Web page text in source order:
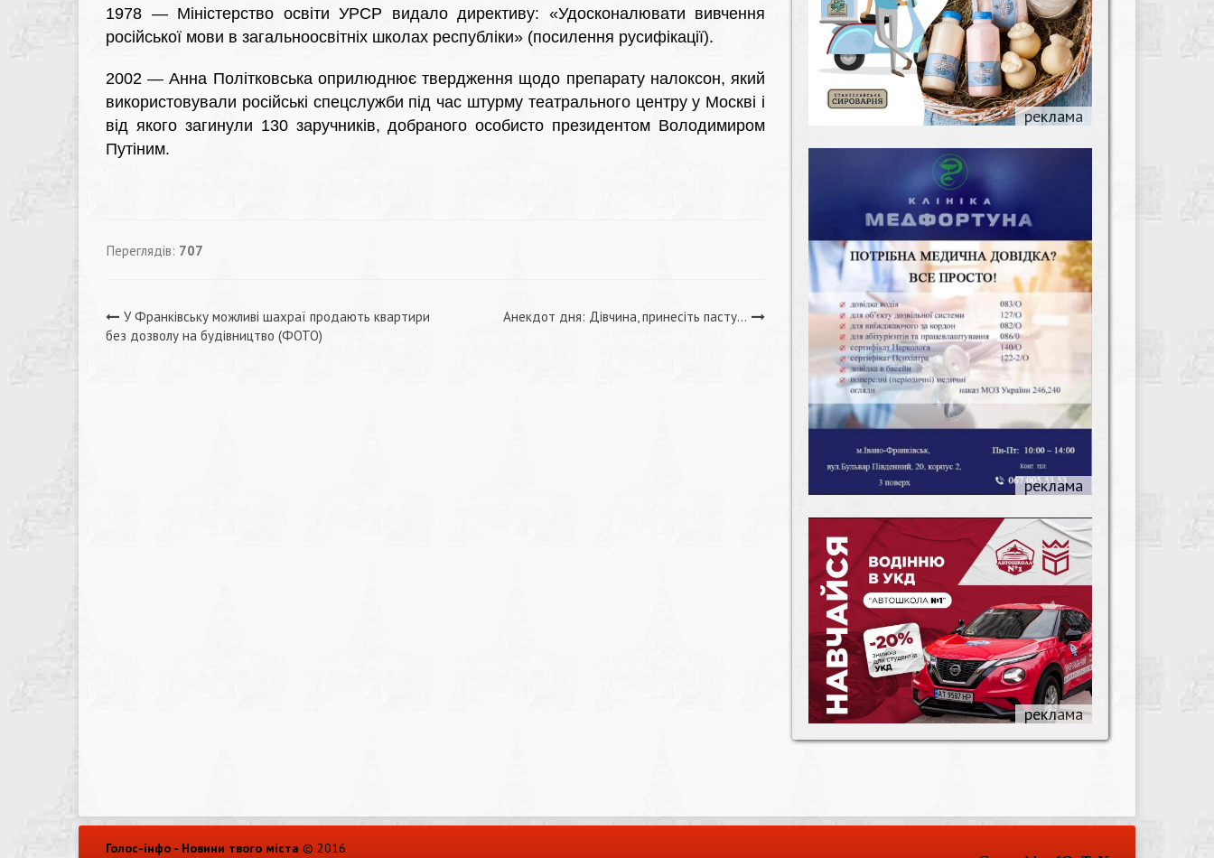
1978 — Міністерство освіти УРСР видало директиву: «Удосконалювати вивчення
російської мови в загальноосвітніх школах республіки» (посилення русифікації).
2002 — Анна Політковська оприлюднює твердження щодо препарату налоксон, який
використовували російські спецслужби під час штурму театрального центру у Москві і
від якого загинули 130 заручників, добраного особисто президентом Володимиром
Путіним.
Переглядів: 707
Навігація
У Франківську можливі шахраї продають квартири
без дозволу на будівництво (ФОТО)
Анекдот дня: Дівчина, принесіть пасту…
Голос-інфо - Новини твого міста © 2016